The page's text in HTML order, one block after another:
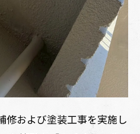
修および塗装工事を実施し